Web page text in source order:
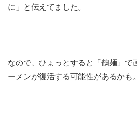
に」と伝えてました。
なので、ひょっとすると「鶴麺」で
ーメンが復活する可能性があるかも。